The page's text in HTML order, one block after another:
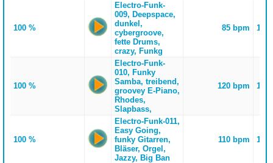
100 %
Electro-Funk-
009, Deepspace,
dunkel,
cybergroove,
fette Drums,
crazy, Funkg
85 bpm 148
100 %
Electro-Funk-
010, Funky
Samba, treibend,
groovey E-Piano,
Rhodes,
Slapbass,
120 bpm 123
100 %
Electro-Funk-011,
Easy Going,
funky Gitarren,
Bläser, Orgel,
Jazzy, Big Ban
110 bpm 139